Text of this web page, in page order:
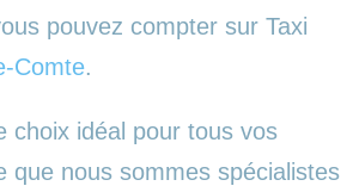
pouvez compter sur Taxi
Comte.
choix idéal pour tous vos
que nous sommes spécialistes